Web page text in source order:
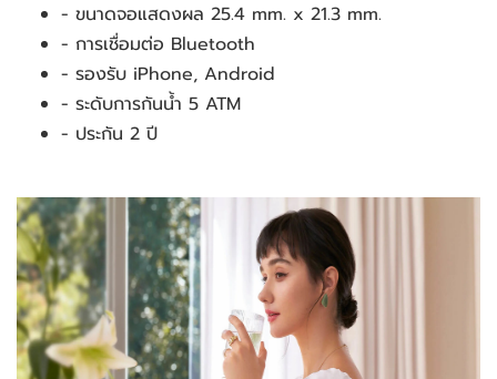
- ขนาดจอแสดงผล 25.4 mm. x 21.3 mm.
- การเชื่อมต่อ Bluetooth
- รองรับ iPhone, Android
- ระดับการกันน้ำ 5 ATM
- ประกัน 2 ปี